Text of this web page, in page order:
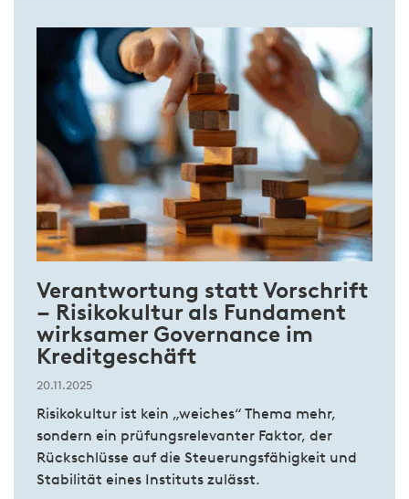
Verantwortung statt Vorschrift
– Risikokultur als Fundament
wirksamer Governance im
Kreditgeschäft
20.11.2025
Risikokultur ist kein „weiches“ Thema mehr,
sondern ein prüfungsrelevanter Faktor, der
Rückschlüsse auf die Steuerungsfähigkeit und
Stabilität eines Instituts zulässt.